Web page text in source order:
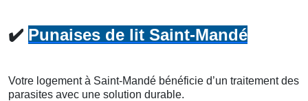
✔️ Punaises de lit Saint-Mandé
Votre logement à Saint-Mandé bénéficie d’un traitement des
parasites avec une solution durable.